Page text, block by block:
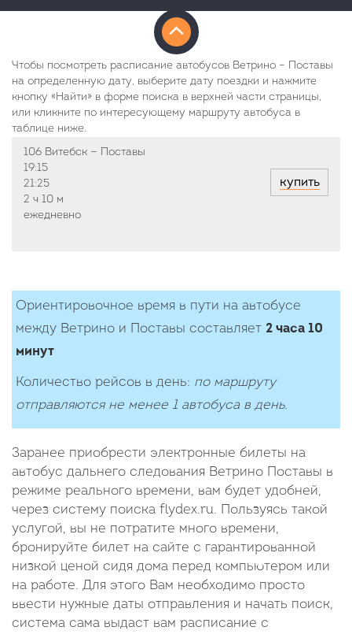
Чтобы посмотреть расписание автобусов Ветрино – Поставы
на определенную дату, выберите дату поездки и нажмите
кнопку «Найти» в форме поиска в верхней части страницы,
или кликните по интересующему маршруту автобуса в
таблице ниже.
106 Витебск — Поставы
19:15
21:25
2 ч 10 м
ежедневно
купить
Ориентировочное время в пути на автобусе
между Ветрино и Поставы составляет 2 часа 10
минут
Количество рейcов в день: по маршруту
отправляются не менее 1 автобуса в день.
Заранее приобрести электронные билеты на
автобус дальнего следования Ветрино Поставы в
режиме реального времени, вам будет удобней,
через систему поиска flydex.ru. Пользуясь такой
услугой, вы не потратите много времени,
бронируйте билет на сайте с гарантированной
низкой ценой сидя дома перед компьютером или
на работе. Для этого Вам необходимо просто
ввести нужные даты отправления и начать поиск,
система сама выдаст вам расписание с